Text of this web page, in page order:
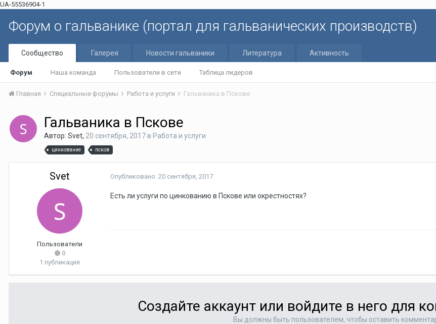
UA-55536904-1
Форум о гальванике (портал для гальванических производств)
Сообщество
Форум Наша команда Пользователи в сети Таблица лидеров
Галерея Новости гальваники Литература Активность
Главная Специальные форумы Работа и услуги Гальваника в Пскове
Гальваника в Пскове
Автор: Svet, 20 сентября, 2017в Работа и услуги
цинкование псков
Svet
Пользователи
0
1 публикация
Опубликовано: 20 сентября, 2017
Есть ли услуги по цинкованию в Пскове или окрестностях?
Создайте аккаунт или войдите в него для
Вы должны быть пользователем, чтобы оставить